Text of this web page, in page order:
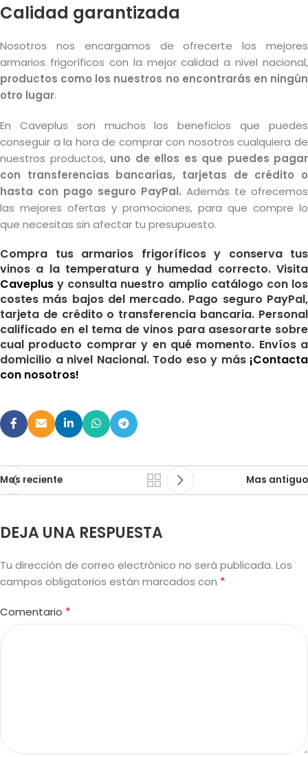
Calidad garantizada
Nosotros nos encargamos de ofrecerte los mejores
armarios frigoríficos con la mejor calidad a nivel nacional,
productos como los nuestros no encontrarás en ningún
otro lugar.
En Caveplus son muchos los beneficios que puedes
conseguir a la hora de comprar con nosotros cualquiera de
nuestros productos, uno de ellos es que puedes pagar
con transferencias bancarias, tarjetas de crédito o
hasta con pago seguro PayPal. Además te ofrecemos
las mejores ofertas y promociones, para que compre lo
que necesitas sin afectar tu presupuesto.
Compra tus armarios frigoríficos y conserva tus
vinos a la temperatura y humedad correcto. Visita
Caveplus y consulta nuestro amplio catálogo con los
costes más bajos del mercado. Pago seguro PayPal,
tarjeta de crédito o transferencia bancaria. Personal
calificado en el tema de vinos para asesorarte sobre
cual producto comprar y en qué momento. Envíos a
domicilio a nivel Nacional. Todo eso y más ¡Contacta
con nosotros!
Mas reciente Mas antiguo
DEJA UNA RESPUESTA
Tu dirección de correo electrónico no será publicada. Los
campos obligatorios están marcados con *
Comentario *